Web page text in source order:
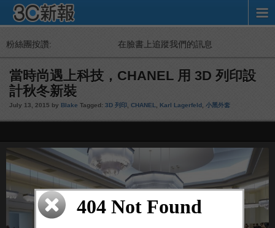
粉絲團按讚: 在臉書上追蹤我們的訊息
當時尚遇上科技，CHANEL 用 3D 列印設
計秋冬新裝
July 13, 2015 by Blake Tagged: 3D 列印 CHANEL Karl Lagerfeld 小黑外套